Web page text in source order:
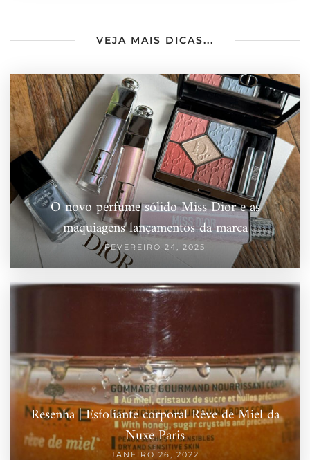
VEJA MAIS DICAS...
O novo perfume sólido Miss Dior e as
maquiagens lançamentos da marca
FEVEREIRO 24, 2025
Resenha | Esfoliante corporal Rêve de Miel da
Nuxe Paris
JANEIRO 26, 2022